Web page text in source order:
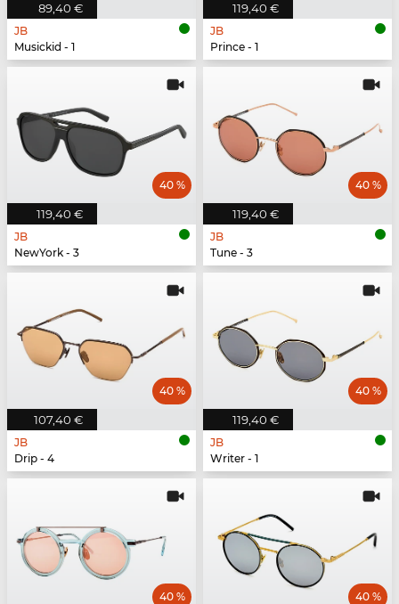
89,40 €
JB
Musickid - 1
119,40 €
JB
Prince - 1
119,40 €
40 %
JB
NewYork - 3
119,40 €
40 %
JB
Tune - 3
107,40 €
40 %
JB
Drip - 4
119,40 €
40 %
JB
Writer - 1
40 % 40 %